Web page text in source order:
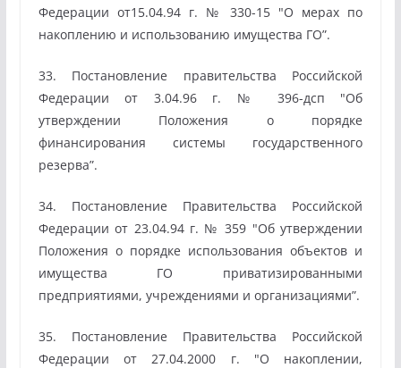
Федерации от15.04.94 г. № 330-15 "О мерах по
накоплению и использованию имущества ГО”.
33. Постановление правительства Российской
Федерации от 3.04.96 г. № 396-дсп "Об
утверждении Положения о порядке
финансирования системы государственного
резерва”.
34. Постановление Правительства Российской
Федерации от 23.04.94 г. № 359 "Об утверждении
Положения о порядке использования объектов и
имущества ГО приватизированными
предприятиями, учреждениями и организациями”.
35. Постановление Правительства Российской
Федерации от 27.04.2000 г. "О накоплении,